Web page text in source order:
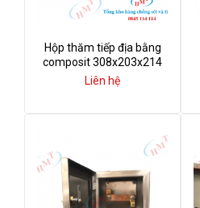
Hộp thăm tiếp địa bằng
composit 308x203x214
Liên hệ